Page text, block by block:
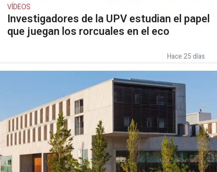
VÍDEOS
Investigadores de la UPV estudian el papel
que juegan los rorcuales en el eco
Hace 25 días